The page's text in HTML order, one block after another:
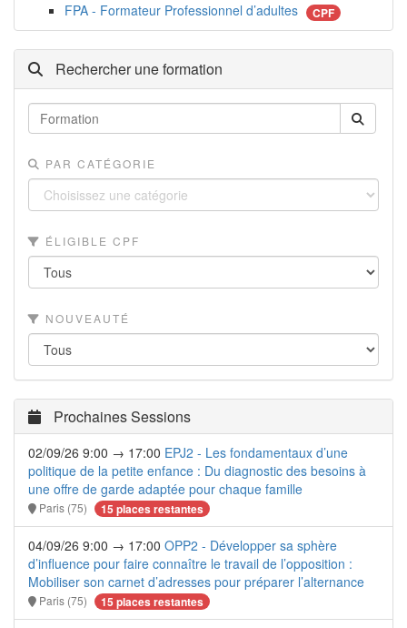
FPA - Formateur Professionnel d’adultes CPF
Rechercher une formation
PAR CATÉGORIE
ÉLIGIBLE CPF
NOUVEAUTÉ
Prochaines Sessions
02/09/26 9:00 → 17:00 EPJ2 - Les fondamentaux d’une
politique de la petite enfance : Du diagnostic des besoins à
une offre de garde adaptée pour chaque famille
Paris (75) 15 places restantes
04/09/26 9:00 → 17:00 OPP2 - Développer sa sphère
d’influence pour faire connaître le travail de l’opposition :
Mobiliser son carnet d’adresses pour préparer l’alternance
Paris (75) 15 places restantes